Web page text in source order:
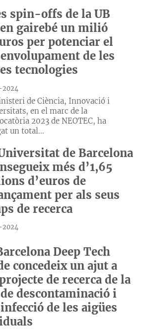
spin-offs de la UB
gairebé un milió
per potenciar el
de les
tecnologies
2024
de Ciència, Innovació i
en el marc de la
2023 de NEOTEC, ha
un total...
de Barcelona
més d’1,65
d’euros de
per als seus
de recerca
2024
Deep Tech
concedeix un ajut a
de recerca de la
descontaminació i
de les aigües